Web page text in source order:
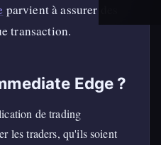
parvient à assurer des
transaction.
Edge ?
de trading
les traders, qu'ils soient